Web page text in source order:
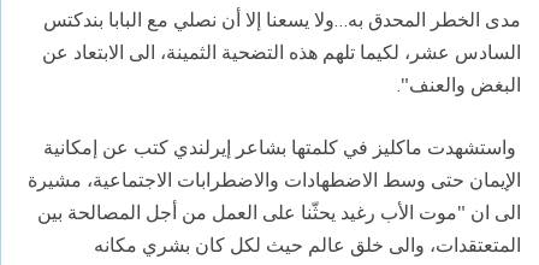
مدى الخطر المحدق به…ولا يسعنا إلا أن نصلي مع البابا بندكتس
السادس عشر، لكيما تلهم هذه التضحية الثمينة، الى الابتعاد عن
البغض والعنف".
واستشهدت ماكليز في كلمتها بشاعر إيرلندي كتب عن إمكانية
الإيمان حتى وسط الاضطهادات والاضطرابات الاجتماعية، مشيرة
الى ان "موت الأب رغيد يحثّنا على العمل من أجل المصالحة بين
المتعتقدات، والى خلق عالم حيث لكل كان بشري مكانه